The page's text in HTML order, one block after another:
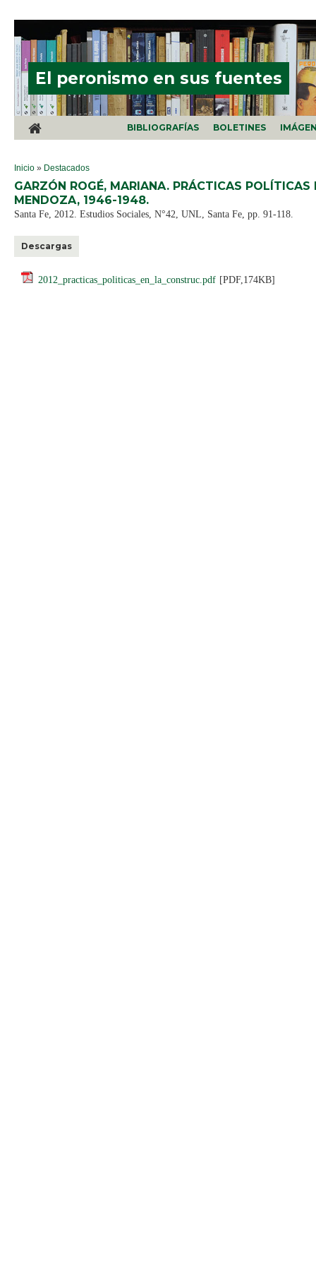
El peronismo en sus fuentes
BIBLIOGRAFÍAS BOLETINES
SE ENCUENTRA USTED AQUÍ
Inicio » Destacados
GARZÓN ROGÉ, MARIANA. PRÁCTICAS
MENDOZA, 1946-1948.
Santa Fe, 2012. Estudios Sociales, N°42, UNL, Santa Fe, pp. 91-118.
Descargas
2012_practicas_politicas_en_la_construc.pdf [PDF,174KB]